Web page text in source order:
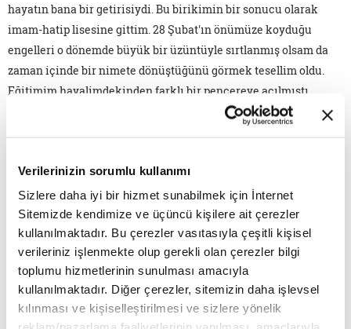
Verilerinizin sorumlu kullanımı
Sizlere daha iyi bir hizmet sunabilmek için İnternet
Sitemizde kendimize ve üçüncü kişilere ait çerezler
kullanılmaktadır. Bu çerezler vasıtasıyla çeşitli kişisel
verileriniz işlenmekte olup gerekli olan çerezler bilgi
toplumu hizmetlerinin sunulması amacıyla
kullanılmaktadır. Diğer çerezler, sitemizin daha işlevsel
kılınması ve kişiselleştirilmesi ve sizlere yönelik
hayatın bana bir getirisiydi. Bu birikimin bir sonucu olarak
imam-hatip lisesine gittim. 28 Şubat'ın önümüze koyduğu
engelleri o dönemde büyük bir üzüntüyle sırtlanmış olsam da
zaman içinde bir nimete dönüştüğünü görmek tesellim oldu.
Eğitimim hayalimdekinden farklı bir pencereye açılmıştı.
Peki, ilahiyat da nereden çıktı? Yurt dışına giderek istediğim
bölümü okumak ya da Türkiye'de kalarak ilahiyata razı olmak
arasında bir seçim yapmam gerekmişti. Bu seçimi yapma
zorunluluğum "başörtülü, imamhatipli" olmamdan ileri
geliyordu. Vatanımda kalarak önüme çıkan yolları
değerlendirmeye karar verdim. Böylece ilahiyatçı ve eğitimci
olmanın kapıları açıldı önüme. Bu birikimin hayatıma
kattıklarına paha biçemem. Kimlik dediğimiz şeyin inşası